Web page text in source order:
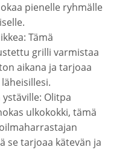
pienelle ryhmälle
Tämä
grilli varmistaa
aikana ja tarjoaa
Olitpa
ulkokokki, tämä
se tarjoaa kätevän ja